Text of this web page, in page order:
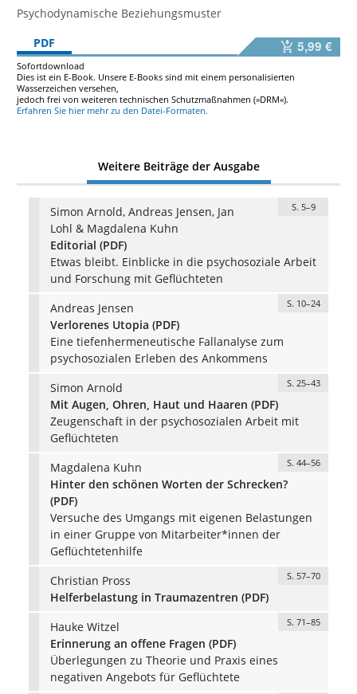
Psychodynamische Beziehungsmuster
PDF
5,99 €
Sofortdownload
Dies ist ein E-Book. Unsere E-Books sind mit einem personalisierten
Wasserzeichen versehen,
jedoch frei von weiteren technischen Schutzmaßnahmen (»DRM«).
Erfahren Sie hier mehr zu den Datei-Formaten.
Weitere Beiträge der Ausgabe
Simon Arnold, Andreas Jensen, Jan
Lohl & Magdalena Kuhn
S. 5–9
Editorial (PDF)
Etwas bleibt. Einblicke in die psychosoziale Arbeit
und Forschung mit Geflüchteten
Andreas Jensen
S. 10–24
Verlorenes Utopia (PDF)
Eine tiefenhermeneutische Fallanalyse zum
psychosozialen Erleben des Ankommens
Simon Arnold
S. 25–43
Mit Augen, Ohren, Haut und Haaren (PDF)
Zeugenschaft in der psychosozialen Arbeit mit
Geflüchteten
Magdalena Kuhn
S. 44–56
Hinter den schönen Worten der Schrecken?
(PDF)
Versuche des Umgangs mit eigenen Belastungen
in einer Gruppe von Mitarbeiter*innen der
Geflüchtetenhilfe
Christian Pross
S. 57–70
Helferbelastung in Traumazentren (PDF)
Hauke Witzel
S. 71–85
Erinnerung an offene Fragen (PDF)
Überlegungen zu Theorie und Praxis eines
negativen Angebots für Geflüchtete